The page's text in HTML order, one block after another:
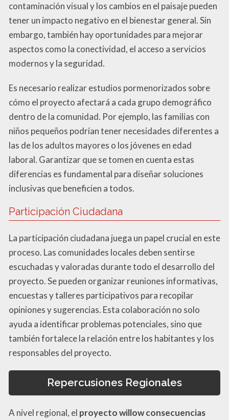
contaminación visual y los cambios en el paisaje pueden
tener un impacto negativo en el bienestar general. Sin
embargo, también hay oportunidades para mejorar
aspectos como la conectividad, el acceso a servicios
modernos y la seguridad.
Es necesario realizar estudios pormenorizados sobre
cómo el proyecto afectará a cada grupo demográfico
dentro de la comunidad. Por ejemplo, las familias con
niños pequeños podrían tener necesidades diferentes a
las de los adultos mayores o los jóvenes en edad
laboral. Garantizar que se tomen en cuenta estas
diferencias es fundamental para diseñar soluciones
inclusivas que beneficien a todos.
Participación Ciudadana
La participación ciudadana juega un papel crucial en este
proceso. Las comunidades locales deben sentirse
escuchadas y valoradas durante todo el desarrollo del
proyecto. Se pueden organizar reuniones informativas,
encuestas y talleres participativos para recopilar
opiniones y sugerencias. Esta colaboración no solo
ayuda a identificar problemas potenciales, sino que
también fortalece la relación entre los habitantes y los
responsables del proyecto.
Repercusiones Regionales
A nivel regional, el proyecto willow consecuencias